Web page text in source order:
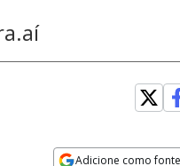
Adicione como